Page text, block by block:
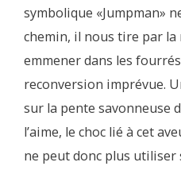
symbolique «Jumpman»
chemin, il nous tire par la
emmener dans les
reconversion imprévue.
sur la pente savonneuse
l’aime, le choc lié à cet
ne peut donc plus utiliser